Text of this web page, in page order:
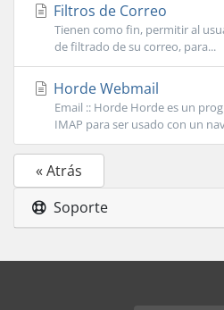
Filtros de Correo
Tienen como fin, permitir al
de filtrado de su correo, para...
Horde Webmail
Email :: Horde Horde es un
IMAP para ser usado con un
« Atrás
Soporte